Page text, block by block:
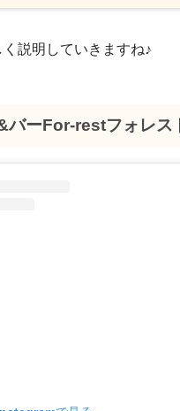
説明していきますね♪
バーFor-restフォレス